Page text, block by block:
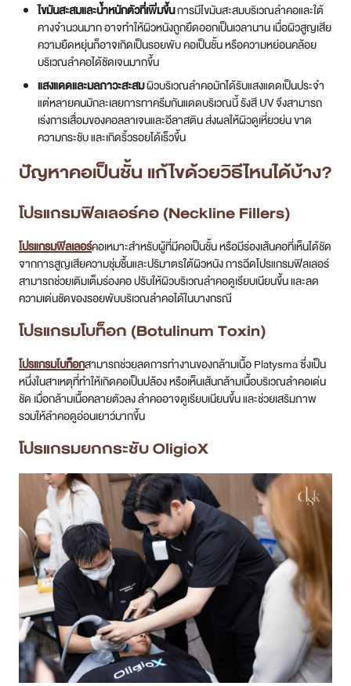
ไขมันสะสมและน้ำหนักตัวที่เพิ่มขึ้นการมีไขมันสะสมบริเวณลำคอและใต้
คางจำนวนมาก อาจทำให้ผิวหนังถูกยืดออกเป็นเวลานาน เมื่อผิวสูญเสีย
ความยืดหยุ่นก็อาจเกิดเป็นรอยพับ คอเป็นชั้น หรือความหย่อนคล้อย
บริเวณลำคอได้ชัดเจนมากขึ้น
แสงแดดและมลภาวะสะสมผิวบริเวณลำคอมักได้รับแสงแดดเป็นประจำ
แต่หลายคนมักละเลยการทาครีมกันแดดบริเวณนี้ รังสี UV จึงสามารถ
เร่งการเสื่อมของคอลลาเจนและอีลาสติน ส่งผลให้ผิวดูเหี่ยวย่น ขาด
ความกระชับ และเกิดริ้วรอยได้เร็วขึ้น
ปัญหาคอเป็นชั้น แก้ไขด้วยวิธีไหนได้บ้าง?
โปรแกรมฟิลเลอร์คอ (Neckline Fillers)
โปรแกรมฟิลเลอร์คอเหมาะสำหรับผู้ที่มีคอเป็นชั้น หรือมีร่องเส้นคอที่เห็นได้ชัด
จากการสูญเสียความชุ่มชื้นและปริมาตรใต้ผิวหนัง การฉีดโปรแกรมฟิลเลอร์
สามารถช่วยเติมเต็มร่องคอ ปรับให้ผิวบริเวณลำคอดูเรียบเนียนขึ้น และลด
ความเด่นชัดของรอยพับบริเวณลำคอได้ในบางกรณี
โปรแกรมโบท็อก (Botulinum Toxin)
โปรแกรมโบท็อกสามารถช่วยลดการทำงานของกล้ามเนื้อ Platysma ซึ่งเป็น
หนึ่งในสาเหตุที่ทำให้เกิดคอเป็นปล้อง หรือเห็นเส้นกล้ามเนื้อบริเวณลำคอเด่น
ชัด เมื่อกล้ามเนื้อคลายตัวลง ลำคออาจดูเรียบเนียนขึ้น และช่วยเสริมภาพ
รวมให้ลำคอดูอ่อนเยาว์มากขึ้น
โปรแกรมยกกระชับ OligioX